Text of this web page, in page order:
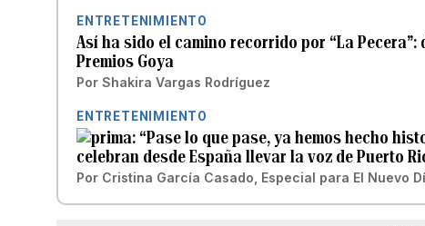
ENTRETENIMIENTO
Así ha sido el camino recorrido por “La
Premios Goya
Por Shakira Vargas Rodríguez
ENTRETENIMIENTO
“Pase lo que pase, ya hemos hecho
celebran desde España llevar la voz de Puerto
Por Cristina García Casado, Especial para El Nuevo